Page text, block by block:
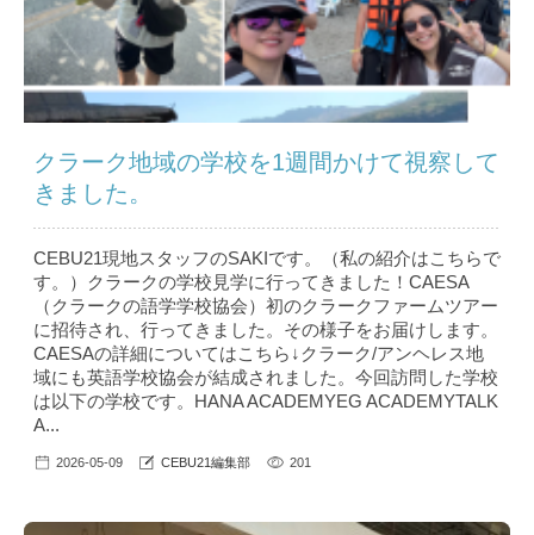
クラーク地域の学校を1週間かけて視察して
きました。
CEBU21現地スタッフのSAKIです。（私の紹介はこちら で
す。）クラークの学校見学に行ってきました！CAESA
（クラークの語学学校協会）初のクラークファームツアー
に招待され、行ってきました。その様子をお届けします。
CAESAの詳細についてはこちら↓クラーク/アンヘレス地
域にも英語学校協会が結成されました。今回訪問した学校
は以下の学校です。HANA ACADEMYEG ACADEMYTALK
A...
2026-05-09 CEBU21編集部 201